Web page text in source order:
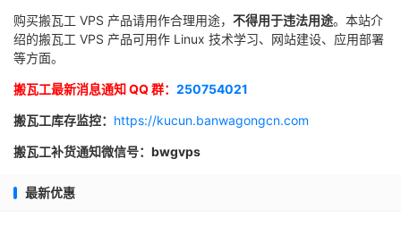
购买搬瓦工 VPS 产品请用作合理用途， 不得用于违法用途。本站介
绍的搬瓦工 VPS 产品可用作 Linux 技术学习、网站建设、应用部署
等方面。
搬瓦工最新消息通知 QQ 群： 250754021
搬瓦工库存监控： https://kucun.banwagongcn.com
搬瓦工补货通知微信号：bwgvps
最新优惠